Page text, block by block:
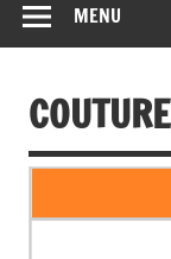
MENU
COUTURE